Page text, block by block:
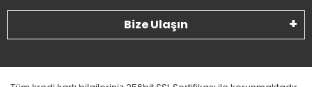
Bize Ulaşın